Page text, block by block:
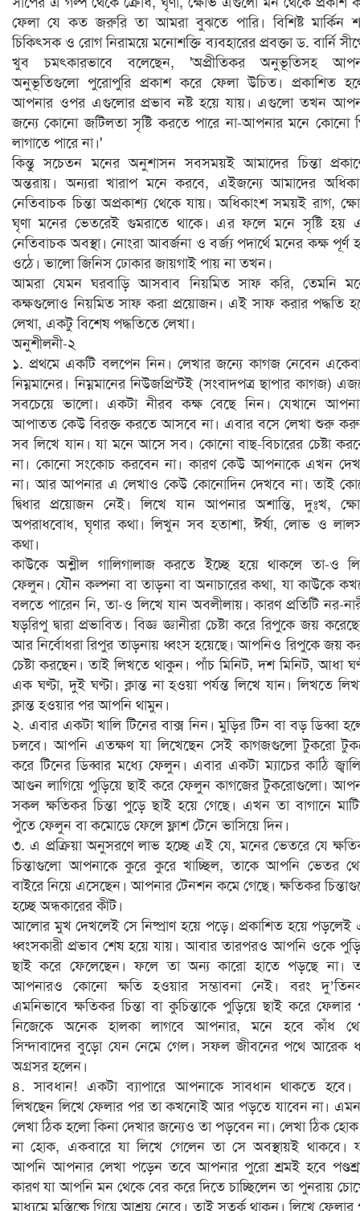
ফেলা যে কত জরুরি তা আমরা বুঝতে পারি। বিশিষ্ট মার্কিন
চিকিৎসক ও রোগ নিরাময়ে মনোশক্তি ব্যবহারের প্রবক্তা ড. বার্নি
খুব চমৎকারভাবে বলেছেন, 'অপ্রীতিকর অনুভূতিসহ
অনুভূতিগুলো পুরোপুরি প্রকাশ করে ফেলা উচিত। প্রকাশিত
আপনার ওপর এগুলোর প্রভাব নষ্ট হয়ে যায়। এগুলো তখন
জন্যে কোনো জটিলতা সৃষ্টি করতে পারে না-আপনার মনে কোনো
লাগাতে পারে না।'
কিন্তু সচেতন মনের অনুশাসন সবসময়ই আমাদের চিন্তা
অন্তরায়। অন্যরা খারাপ মনে করবে, এইজন্যে আমাদের
নেতিবাচক চিন্তা অপ্রকাশ্য থেকে যায়। অধিকাংশ সময়ই রাগ,
ঘৃণা মনের ভেতরেই গুমরাতে থাকে। এর ফলে মনে সৃষ্টি হয়
নেতিবাচক অবস্থা। নোংরা আবর্জনা ও বর্জ্য পদার্থে মনের কক্ষ পূর্ণ
ওঠে। ভালো জিনিস ঢোকার জায়গাই পায় না তখন।
আমরা যেমন ঘরবাড়ি আসবাব নিয়মিত সাফ করি, তেমনি
কক্ষগুলোও নিয়মিত সাফ করা প্রয়োজন। এই সাফ করার পদ্ধতি
লেখা, একটু বিশেষ পদ্ধতিতে লেখা।
অনুশীলনী-২
১. প্রথমে একটি বলপেন নিন। লেখার জন্যে কাগজ নেবেন
নিম্নমানের। নিম্নমানের নিউজপ্রিন্টই (সংবাদপত্র ছাপার কাগজ)
সবচেয়ে ভালো। একটা নীরব কক্ষ বেছে নিন। যেখানে
আপাতত কেউ বিরক্ত করতে আসবে না। এবার বসে লেখা শুরু
সব লিখে যান। যা মনে আসে সব। কোনো বাছ-বিচারের চেষ্টা
না। কোনো সংকোচ করবেন না। কারণ কেউ আপনাকে এখন
না। আর আপনার এ লেখাও কেউ কোনোদিন দেখবে না। তাই
দ্বিধার প্রয়োজন নেই। লিখে যান আপনার অশান্তি, দুঃখ,
অপরাধবোধ, ঘৃণার কথা। লিখুন সব হতাশা, ঈর্ষা, লোভ ও
কথা।
কাউকে অশ্লীল গালিগালাজ করতে ইচ্ছে হয়ে থাকলে তা-ও
ফেলুন। যৌন কল্পনা বা তাড়না বা অনাচারের কথা, যা কাউকে
বলতে পারেন নি, তা-ও লিখে যান অবলীলায়। কারণ প্রতিটি নর-
ষড়রিপু দ্বারা প্রভাবিত। বিজ্ঞ জ্ঞানীরা চেষ্টা করে রিপুকে জয়
আর নির্বোধরা রিপুর তাড়নায় ধ্বংস হয়েছে। আপনিও রিপুকে জয়
চেষ্টা করছেন। তাই লিখতে থাকুন। পাঁচ মিনিট, দশ মিনিট, আধা
এক ঘণ্টা, দুই ঘণ্টা। ক্লান্ত না হওয়া পর্যন্ত লিখে যান। লিখতে
ক্লান্ত হওয়ার পর আপনি থামুন।
২. এবার একটা খালি টিনের বাক্স নিন। মুড়ির টিন বা বড় ডিব্বা
চলবে। আপনি এতক্ষণ যা লিখেছেন সেই কাগজগুলো টুকরো
করে টিনের ডিব্বার মধ্যে ফেলুন। এবার একটা ম্যাচের কাঠি
আগুন লাগিয়ে পুড়িয়ে ছাই করে ফেলুন কাগজের টুকরোগুলো।
সকল ক্ষতিকর চিন্তা পুড়ে ছাই হয়ে গেছে। এখন তা বাগানে
পুঁতে ফেলুন বা কমোডে ফেলে ফ্লাশ টেনে ভাসিয়ে দিন।
৩. এ প্রক্রিয়া অনুসরণে লাভ হচ্ছে এই যে, মনের ভেতরে যে
চিন্তাগুলো আপনাকে কুরে কুরে খাচ্ছিল, তাকে আপনি ভেতর
বাইরে নিয়ে এসেছেন। আপনার টেনশন কমে গেছে। ক্ষতিকর
হচ্ছে অন্ধকারের কীট।
আলোর মুখ দেখলেই সে নিষ্প্রাণ হয়ে পড়ে। প্রকাশিত হয়ে পড়লেই
ধ্বংসকারী প্রভাব শেষ হয়ে যায়। আবার তারপরও আপনি ওকে
ছাই করে ফেলেছেন। ফলে তা অন্য কারো হাতে পড়ছে না।
আপনারও কোনো ক্ষতি হওয়ার সম্ভাবনা নেই। বরং
এমনিভাবে ক্ষতিকর চিন্তা বা কুচিন্তাকে পুড়িয়ে ছাই করে ফেলার
নিজেকে অনেক হালকা লাগবে আপনার, মনে হবে কাঁধ
সিন্দাবাদের বুড়ো যেন নেমে গেল। সফল জীবনের পথে আরেক
অগ্রসর হলেন।
৪. সাবধান! একটা ব্যাপারে আপনাকে সাবধান থাকতে হবে।
লিখছেন লিখে ফেলার পর তা কখনোই আর পড়তে যাবেন না।
লেখা ঠিক হলো কিনা দেখার জন্যেও তা পড়বেন না। লেখা ঠিক হোক
না হোক, একবারে যা লিখে গেলেন তা সে অবস্থায়ই থাকবে।
আপনি আপনার লেখা পড়েন তবে আপনার পুরো শ্রমই হবে
কারণ যা আপনি মন থেকে বের করে দিতে চাচ্ছিলেন তা পুনরায়